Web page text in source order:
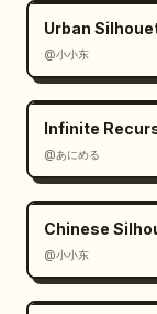
adicione
principais
ou poluição
da imagem
cidades e às
Urban
@小小东
Infinite
@あにめる
Chinese
@小小东